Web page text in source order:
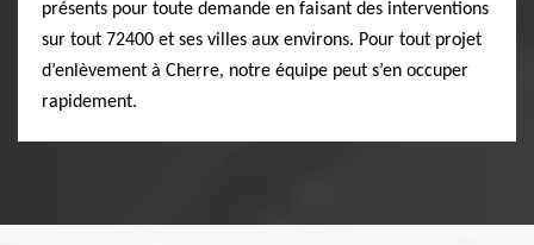
présents pour toute demande en faisant des interventions
sur tout 72400 et ses villes aux environs. Pour tout projet
d’enlèvement à Cherre, notre équipe peut s’en occuper
rapidement.